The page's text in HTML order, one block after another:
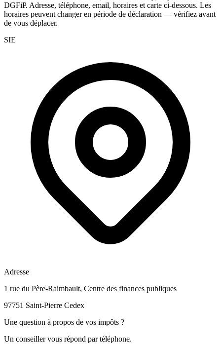
DGFiP. Adresse, téléphone, email, horaires et carte ci-dessous. Les
horaires peuvent changer en période de déclaration — vérifiez avant
de vous déplacer.
SIE
Adresse
1 rue du Père-Raimbault, Centre des finances publiques
97751 Saint-Pierre Cedex
Une question à propos de vos impôts ?
Un conseiller vous répond par téléphone.